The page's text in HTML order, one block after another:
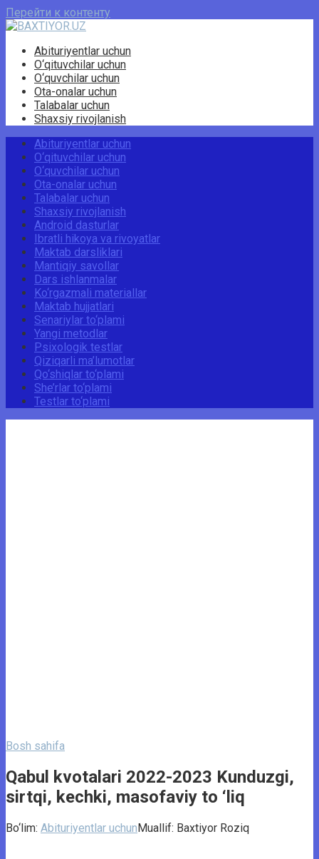
Перейти к контенту
Abituriyentlar uchun
O‘qituvchilar uchun
O‘quvchilar uchun
Ota-onalar uchun
Talabalar uchun
Shaxsiy rivojlanish
Abituriyentlar uchun
O‘qituvchilar uchun
O‘quvchilar uchun
Ota-onalar uchun
Talabalar uchun
Shaxsiy rivojlanish
Android dasturlar
Ibratli hikoya va rivoyatlar
Maktab darsliklari
Mantiqiy savollar
Dars ishlanmalar
Ko‘rgazmali materiallar
Maktab hujjatlari
Senariylar to‘plami
Yangi metodlar
Psixologik testlar
Qiziqarli ma’lumotlar
Qo‘shiqlar to‘plami
She’rlar to‘plami
Testlar to‘plami
Bosh sahifa
Qabul kvotalari 2022-2023 Kunduzgi,
sirtqi, kechki, masofaviy to ‘liq
Bo‘lim: Abituriyentlar uchunMuallif: Baxtiyor Roziq